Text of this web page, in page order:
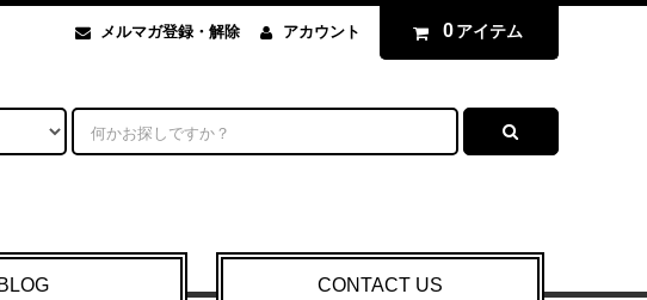
メルマガ登録・解除 アカウント 0 アイテム
BLOG CONTACT US